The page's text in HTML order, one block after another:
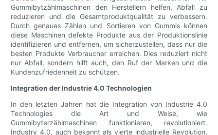
Gummibytzählmaschinen den Herstellern helfen, Abfall zu
reduzieren und die Gesamtproduktqualität zu verbessern.
Durch genaues Zählen und Sortieren von Gummis können
diese Maschinen defekte Produkte aus der Produktionslinie
identifizieren und entfernen, um sicherzustellen, dass nur die
besten Produkte Verbraucher erreichen. Dies reduziert nicht
nur Abfall, sondern hilft auch, den Ruf der Marken und die
Kundenzufriedenheit zu schützen.
Integration der Industrie 4.0 Technologien
In den letzten Jahren hat die Integration von Industrie 4.0
Technologies die Art und Weise, wie
Gummibyterzählmaschinen funktionieren, revolutioniert.
Industry 4.0, auch bekannt als vierte industrielle Revolution,